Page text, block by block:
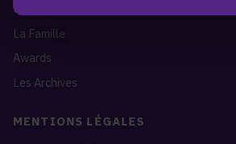
Contact
La Famille
Awards
Les Archives
MENTIONS LÉGALES